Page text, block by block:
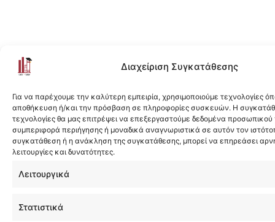
Διαχείριση Συγκατάθεσης
Για να παρέχουμε την καλύτερη εμπειρία, χρησιμοποιούμε τεχνολογίες
αποθήκευση ή/και την πρόσβαση σε πληροφορίες συσκευών. Η
τεχνολογίες θα μας επιτρέψει να επεξεργαστούμε δεδομένα
συμπεριφορά περιήγησης ή μοναδικά αναγνωριστικά σε αυτόν τον
συγκατάθεση ή η ανάκληση της συγκατάθεσης, μπορεί να επηρεάσει
λειτουργίες και δυνατότητες.
Λειτουργικά
Στατιστικά